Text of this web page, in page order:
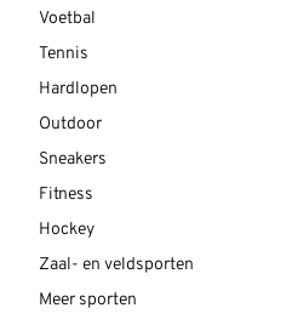
Voetbal
Tennis
Hardlopen
Outdoor
Sneakers
Fitness
Hockey
Zaal- en veldsporten
Meer sporten